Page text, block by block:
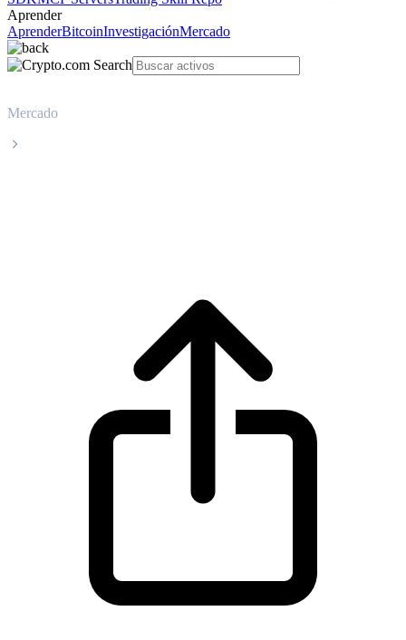
Aprender
AprenderBitcoinInvestigaciónMercado
Mercado